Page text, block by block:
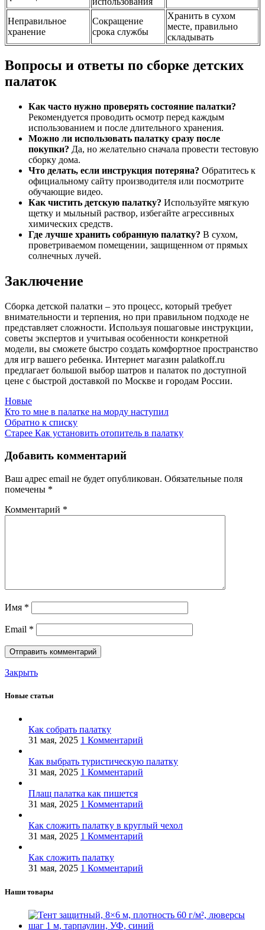
Неправильное
хранение
Сокращение
срока службы
Хранить в сухом
месте, правильно
складывать
Вопросы и ответы по сборке детских
палаток
Как часто нужно проверять состояние палатки?
Рекомендуется проводить осмотр перед каждым
использованием и после длительного хранения.
Можно ли использовать палатку сразу после
покупки? Да, но желательно сначала провести тестовую
сборку дома.
Что делать, если инструкция потеряна? Обратитесь к
официальному сайту производителя или посмотрите
обучающие видео.
Как чистить детскую палатку? Используйте мягкую
щетку и мыльный раствор, избегайте агрессивных
химических средств.
Где лучше хранить собранную палатку? В сухом,
проветриваемом помещении, защищенном от прямых
солнечных лучей.
Заключение
Сборка детской палатки – это процесс, который требует
внимательности и терпения, но при правильном подходе не
представляет сложности. Используя пошаговые инструкции,
советы экспертов и учитывая особенности конкретной
модели, вы сможете быстро создать комфортное пространство
для игр вашего ребенка. Интернет магазин palatkoff.ru
предлагает большой выбор шатров и палаток по доступной
цене с быстрой доставкой по Москве и городам России.
Новые
Кто то мне в палатке на морду наступил
Обратно к списку
Старее Как установить отопитель в палатку
Добавить комментарий
Ваш адрес email не будет опубликован. Обязательные поля
помечены *
Комментарий *
Имя *
Email *
Закрыть
Новые статьи
Как собрать палатку
31 мая, 2025 1 Комментарий
Как выбрать туристическую палатку
31 мая, 2025 1 Комментарий
Плащ палатка как пишется
31 мая, 2025 1 Комментарий
Как сложить палатку в круглый чехол
31 мая, 2025 1 Комментарий
Как сложить палатку
31 мая, 2025 1 Комментарий
Наши товары